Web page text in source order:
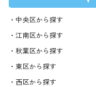
・中央区から探す
・江南区から探す
・秋葉区から探す
・東区から探す
・西区から探す